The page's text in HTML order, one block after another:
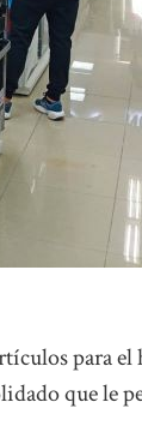
para
que le